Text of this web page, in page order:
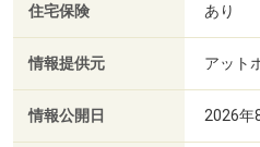
住宅保険 あり
情報提供元 アット
情報公開日 2026年